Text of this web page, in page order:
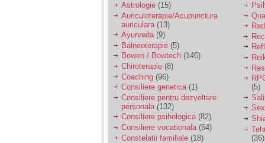
Astrologie (15)
Auriculoterapie/Acupunctura
auriculara (13)
Ayurveda(9)
Balneoterapie (5)
Bowen / Bowtech (146)
Chiroterapie (8)
Coaching (96)
Consiliere genetica(1)
Consiliere pentru dezvoltare
personala (132)
Consiliere psihologica(82)
Consiliere vocationala (54)
Constelatii familiale (18)
(5)
(36)